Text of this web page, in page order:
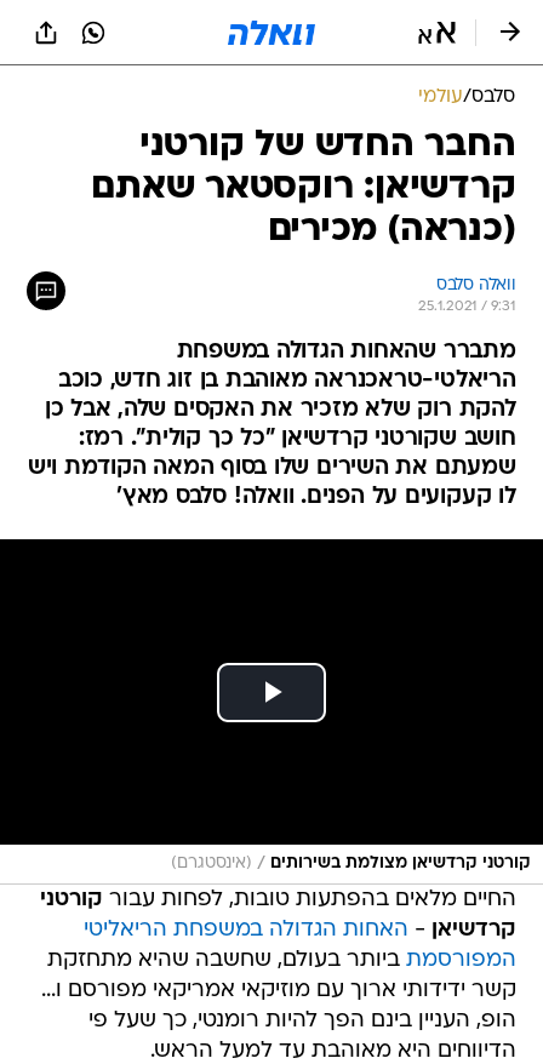
סלבס/עולמי
החבר החדש של קורטני
קרדשיאן: רוקסטאר שאתם
(כנראה) מכירים
וואלה סלבס
25.1.2021 / 9:31
מתברר שהאחות הגדולה במשפחת
הריאלטי-טראכנראה מאוהבת בן זוג חדש, כוכב
להקת רוק שלא מזכיר את האקסים שלה, אבל כן
חושב שקורטני קרדשיאן "כל כך קולית". רמז:
שמעתם את השירים שלו בסוף המאה הקודמת ויש
לו קעקועים על הפנים. וואלה! סלבס מאץ'
קורטני קרדשיאן מצולמת בשירותים / (אינסטגרם)
החיים מלאים בהפתעות טובות, לפחות עבור קורטני
קרדשיאן - האחות הגדולה במשפחת הריאליטי
המפורסמת ביותר בעולם, שחשבה שהיא מתחזקת
קשר ידידותי ארוך עם מוזיקאי אמריקאי מפורסם ו...
הופ, העניין בינם הפך להיות רומנטי, כך שעל פי
הדיווחים היא מאוהבת עד למעל הראש.